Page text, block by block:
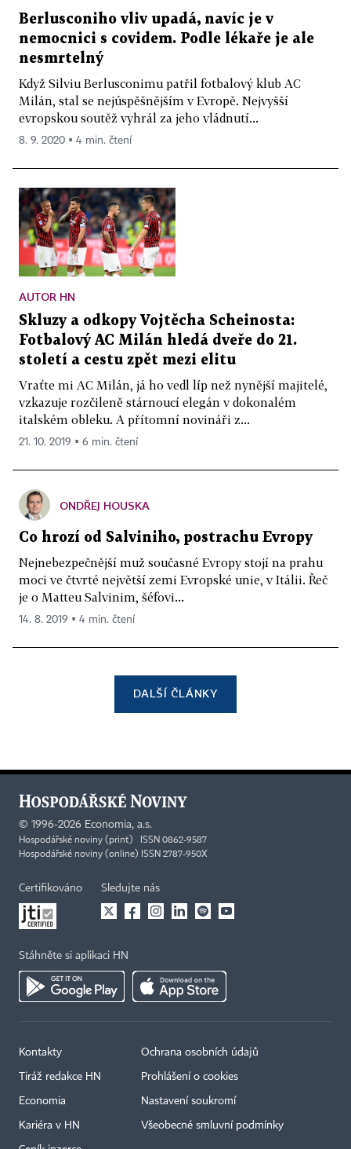
Berlusconiho vliv upadá, navíc je v
nemocnici s covidem. Podle lékaře je ale
nesmrtelný
Když Silviu Berlusconimu patřil fotbalový klub AC
Milán, stal se nejúspěšnějším v Evropě. Nejvyšší
evropskou soutěž vyhrál za jeho vládnutí...
8. 9. 2020 ▪ 4 min. čtení
AUTOR HN
Skluzy a odkopy Vojtěcha Scheinosta:
Fotbalový AC Milán hledá dveře do 21.
století a cestu zpět mezi elitu
Vraťte mi AC Milán, já ho vedl líp než nynější majitelé,
vzkazuje rozčileně stárnoucí elegán v dokonalém
italském obleku. A přítomní novináři z...
21. 10. 2019 ▪ 6 min. čtení
ONDŘEJ HOUSKA
Co hrozí od Salviniho, postrachu Evropy
Nejnebezpečnější muž současné Evropy stojí na prahu
moci ve čtvrté největší zemi Evropské unie, v Itálii. Řeč
je o Matteu Salvinim, šéfovi...
14. 8. 2019 ▪ 4 min. čtení
DALŠÍ ČLÁNKY
© 1996-2026 Economia, a.s.
Hospodářské noviny (print) ISSN 0862-9587
Hospodářské noviny (online) ISSN 2787-950X
Certifikováno Sledujte nás
Stáhněte si aplikaci HN
Kontakty
Tiráž redakce HN
Economia
Kariéra v HN
Ochrana osobních údajů
Prohlášení o cookies
Nastavení soukromí
Všeobecné smluvní podmínky